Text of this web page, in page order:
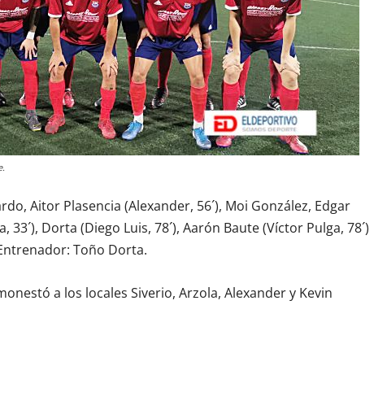
Aitor Plasencia (Alexander, 56´), Moi González, Edgar
33´), Dorta (Diego Luis, 78´), Aarón Baute (Víctor Pulga, 78´)
Toño Dorta.
a los locales Siverio, Arzola, Alexander y Kevin